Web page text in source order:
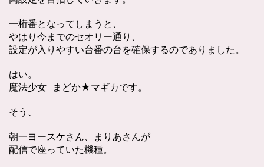
一桁番となってしまうと、
やはり今までのセオリー通り、
設定が入りやすい台番の台を確保するのでありました。
はい。
魔法少女 まどか★マギカです。
そう、
朝一ヨースケさん、まりあさんが
配信で座っていた機種。